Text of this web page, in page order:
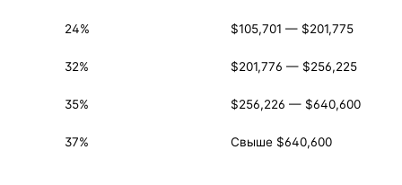
24% $105,701 — $201,775
32% $201,776 — $256,225
35% $256,226 — $640,600
37% Свыше $640,600